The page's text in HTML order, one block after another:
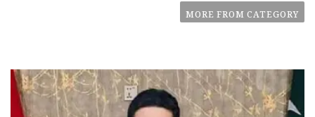
MORE FROM CATEGORY